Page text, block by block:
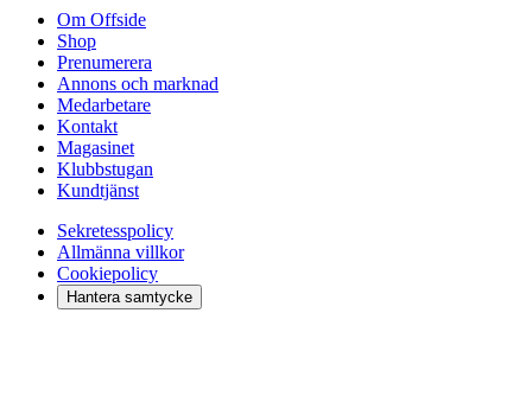
Om Offside
Shop
Prenumerera
Annons och marknad
Medarbetare
Kontakt
Magasinet
Klubbstugan
Kundtjänst
Sekretesspolicy
Allmänna villkor
Cookiepolicy
Hantera samtycke